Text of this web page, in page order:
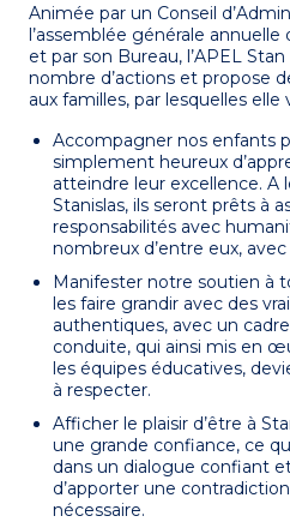
Animée par un Conseil
l’assemblée générale
et par son Bureau, l’APEL
nombre d’actions et propose
aux familles, par lesquelles
Accompagner nos enfants
simplement heureux
atteindre leur excellence. A
Stanislas, ils seront prêts à
responsabilités avec
nombreux d’entre eux, avec
Manifester notre soutien à
les faire grandir avec des
authentiques, avec un
conduite, qui ainsi mis en
les équipes éducatives,
à respecter.
Afficher le plaisir d’être à
une grande confiance, ce
dans un dialogue confiant
d’apporter une
nécessaire.